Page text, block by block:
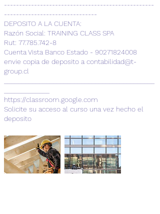
--------------------------------------------------
-------------------------------
DEPOSITO A LA CUENTA:
Razón Social: TRAINING CLASS SPA
Rut: 77.785.742-8
Cuenta Vista Banco Estado - 90271824008
envie copia de deposito a contabilidad@t-
group.cl
https://classroom.google.com
Solicite su acceso al curso una vez hecho el
deposito